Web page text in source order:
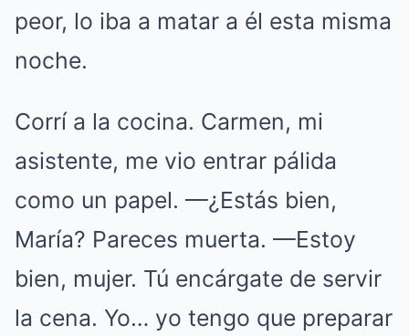
peor, lo iba a matar a él esta misma
noche.
Corrí a la cocina. Carmen, mi
asistente, me vio entrar pálida
como un papel. —¿Estás bien,
María? Pareces muerta. —Estoy
bien, mujer. Tú encárgate de servir
la cena. Yo… yo tengo que preparar